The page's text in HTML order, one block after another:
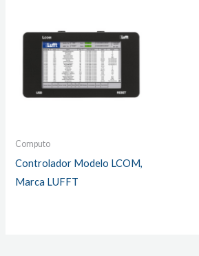
Computo
Controlador Modelo LCOM,
Marca LUFFT